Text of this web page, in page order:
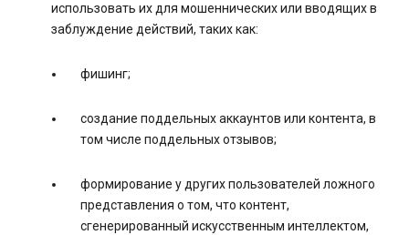
использовать их для мошеннических или вводящих в
заблуждение действий, таких как:
фишинг;
создание поддельных аккаунтов или контента, в
том числе поддельных отзывов;
формирование у других пользователей ложного
представления о том, что контент,
сгенерированный искусственным интеллектом,